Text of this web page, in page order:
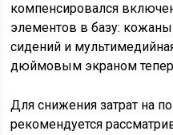
компенсировался
элементов в базу:
сидений и
дюймовым экраном
Для снижения затрат на
рекомендуется